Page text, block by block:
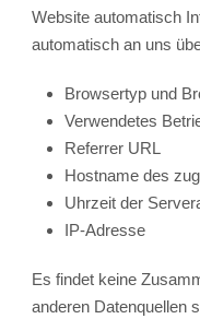
Website automatisch
automatisch an uns
Browsertyp und
Verwendetes
Referrer URL
Hostname des
Uhrzeit der
IP-Adresse
Es findet keine
anderen Datenquellen